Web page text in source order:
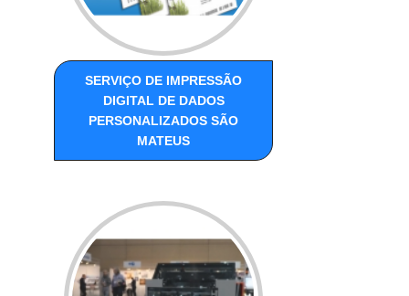
SERVIÇO DE IMPRESSÃO
DIGITAL DE DADOS
PERSONALIZADOS SÃO
MATEUS